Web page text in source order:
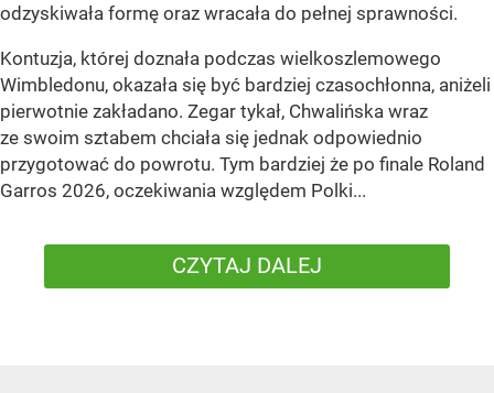
odzyskiwała formę oraz wracała do pełnej sprawności.
Kontuzja, której doznała podczas wielkoszlemowego
Wimbledonu, okazała się być bardziej czasochłonna, aniżeli
pierwotnie zakładano. Zegar tykał, Chwalińska wraz
ze swoim sztabem chciała się jednak odpowiednio
przygotować do powrotu. Tym bardziej że po finale Roland
Garros 2026, oczekiwania względem Polki...
CZYTAJ DALEJ